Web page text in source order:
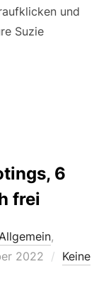
und
Suzie
6
frei
,
2022
Keine